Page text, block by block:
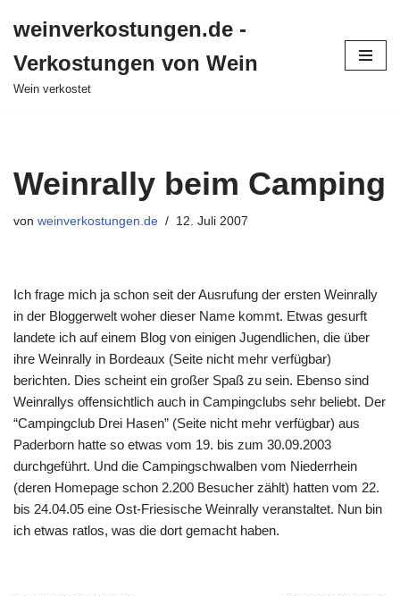
Inhalt
springen
weinverkostungen.de -
Verkostungen von Wein
Wein verkostet
Weinrally beim Camping
von weinverkostungen.de 12. Juli 2007
Ich frage mich ja schon seit der Ausrufung der ersten Weinrally
in der Bloggerwelt woher dieser Name kommt. Etwas gesurft
landete ich auf einem Blog von einigen Jugendlichen, die über
ihre Weinrally in Bordeaux (Seite nicht mehr verfügbar)
berichten. Dies scheint ein großer Spaß zu sein. Ebenso sind
Weinrallys offensichtlich auch in Campingclubs sehr beliebt. Der
“Campingclub Drei Hasen” (Seite nicht mehr verfügbar) aus
Paderborn hatte so etwas vom 19. bis zum 30.09.2003
durchgeführt. Und die Campingschwalben vom Niederrhein
(deren Homepage schon 2.200 Besucher zählt) hatten vom 22.
bis 24.04.05 eine Ost-Friesische Weinrally veranstaltet. Nun bin
ich etwas ratlos, was die dort gemacht haben.